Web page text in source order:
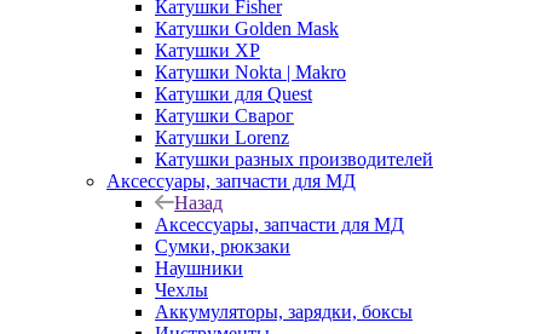
Катушки Fisher
Катушки Golden Mask
Катушки XP
Катушки Nokta | Makro
Катушки для Quest
Катушки Сварог
Катушки Lorenz
Катушки разных производителей
Аксессуары, запчасти для МД
Назад
Аксессуары, запчасти для МД
Сумки, рюкзаки
Наушники
Чехлы
Аккумуляторы, зарядки, боксы